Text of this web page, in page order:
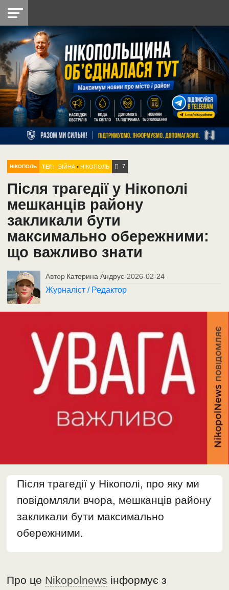
НІКОПОЛЬ
РАЙОН
СІЧЕСЛАВСЬКА
УКРАЇНА
РЕТРО
НІКОПОЛЬ
ЛАЙТ
УКРАЇНА
ДОПОМОГА
РАДІО
НІКОПОЛЬ ТЕГ: ВІЙНА •НІКОПОЛЬ 7
Після трагедії у Нікополі
мешканців району
закликали бути
максимально обережними:
що важливо знати
Автор Катерина Андрус-2026-02-24
Журналіст / Редактор
Після трагедії у Нікополі, про яку ми
повідомляли вчора, мешканців району
закликали бути максимально
обережними.
Про це Nikopolnews інформує з